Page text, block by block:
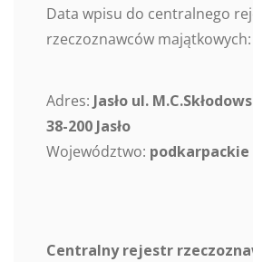
Data wpisu do centralnego
rzeczoznawców majątkowych:
Adres: Jasło ul.
38-200 Jasło
Województwo: podkarpackie
Centralny rejestr